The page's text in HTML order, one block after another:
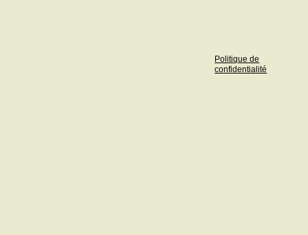
Politique de
confidentialité